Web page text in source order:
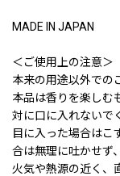
MADE IN JAPAN
＜ご使用上の注意＞
本来の用途以外での
本品は香りを楽しむ
対に口に入れないで
目に入った場合はこ
合は無理に吐かせず
火気や熱源の近く、